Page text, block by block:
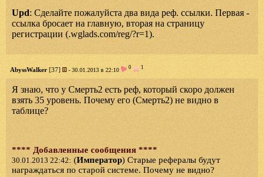
Upd: Сделайте пожалуйста два вида реф. ссылки. Первая -
ссылка бросает на главную, вторая на страницу
регистрации (.wglads.com/reg/?r=1).
AbyssWalker [37] - 30.01.2013 в 22:10 0 1
Я знаю, что у Смерть2 есть реф, который скоро должен
взять 35 уровень. Почему его (Смерть2) не видно в
таблице?
**** Добавленные сообщения ****
30.01.2013 22:42: (Император) Старые рефералы будут
награждаться по старой системе. Почему не видно?